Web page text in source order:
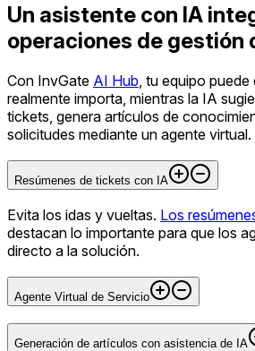
Un asistente con IA
operaciones de gestión
Con InvGate AI Hub , tu equipo
realmente importa, mientras la IA
tickets, genera artículos de
solicitudes mediante un agente virtual.
Resúmenes de tickets con IA
Evita los idas y vueltas. Los
destacan lo importante para que los
directo a la solución.
Agente Virtual de Servicio
Generación de artículos con asistencia de IA